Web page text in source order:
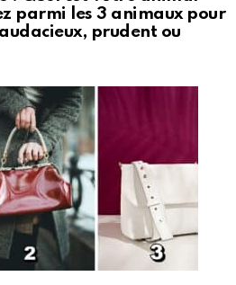
parmi les 3 animaux pour
prudent ou